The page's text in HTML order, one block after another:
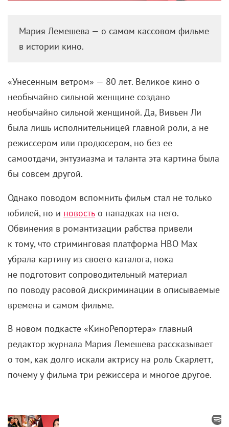
Мария Лемешева — о самом кассовом фильме
в истории кино.
«Унесенным ветром» — 80 лет. Великое кино о
необычайно сильной женщине создано
необычайно сильной женщиной. Да, Вивьен Ли
была лишь исполнительницей главной роли, а не
режиссером или продюсером, но без ее
самоотдачи, энтузиазма и таланта эта картина была
бы совсем другой.
Однако поводом вспомнить фильм стал не только
юбилей, но и новость о нападках на него.
Обвинения в романтизации рабства привели
к тому, что стриминговая платформа HBO Max
убрала картину из своего каталога, пока
не подготовит сопроводительный материал
по поводу расовой дискриминации в описываемые
времена и самом фильме.
В новом подкасте «КиноРепортера» главный
редактор журнала Мария Лемешева рассказывает
о том, как долго искали актрису на роль Скарлетт,
почему у фильма три режиссера и многое другое.